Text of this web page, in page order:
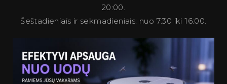
20:00.
Šeštadieniais ir sekmadieniais: nuo 7:30 iki 16:00.